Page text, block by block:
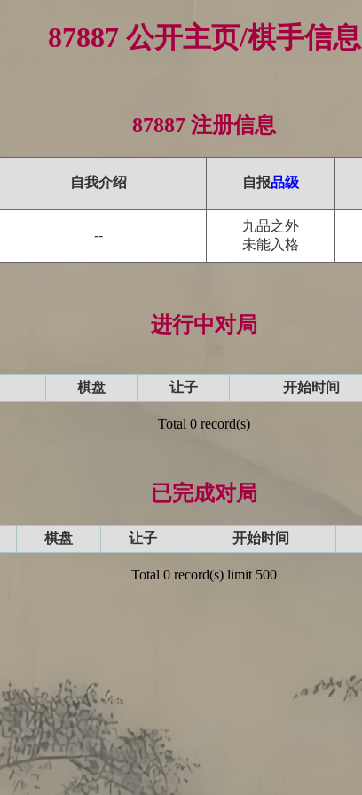
87887 公开主页/棋手信息
87887 注册信息
自我介绍 自报品级
--
九品之外
未能入格
进行中对局
棋盘 让子 开始时间
Total 0 record(s)
已完成对局
棋盘 让子 开始时间
Total 0 record(s) limit 500